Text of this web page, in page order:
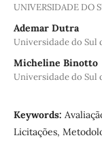
UNIVERSIDADE DO
Ademar Dutra
Universidade do Sul
Micheline Binotto
Universidade do Sul
Keywords:
Licitações,